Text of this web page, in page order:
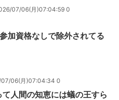
07/06(月)07:04:59 0
加資格なしで除外されてる
06(月)07:04:34 0
人間の知恵には蟻の王すら